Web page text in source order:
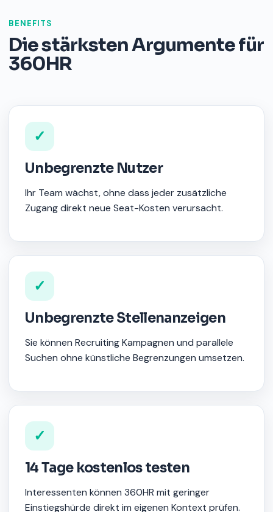
BENEFITS
Die stärksten Argumente für
360HR
✓
Unbegrenzte Nutzer
Ihr Team wächst, ohne dass jeder zusätzliche
Zugang direkt neue Seat-Kosten verursacht.
✓
Unbegrenzte Stellenanzeigen
Sie können Recruiting Kampagnen und parallele
Suchen ohne künstliche Begrenzungen umsetzen.
✓
14 Tage kostenlos testen
Interessenten können 360HR mit geringer
Einstiegshürde direkt im eigenen Kontext prüfen.